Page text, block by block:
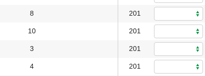
8 201
10 201
3 201
4 201